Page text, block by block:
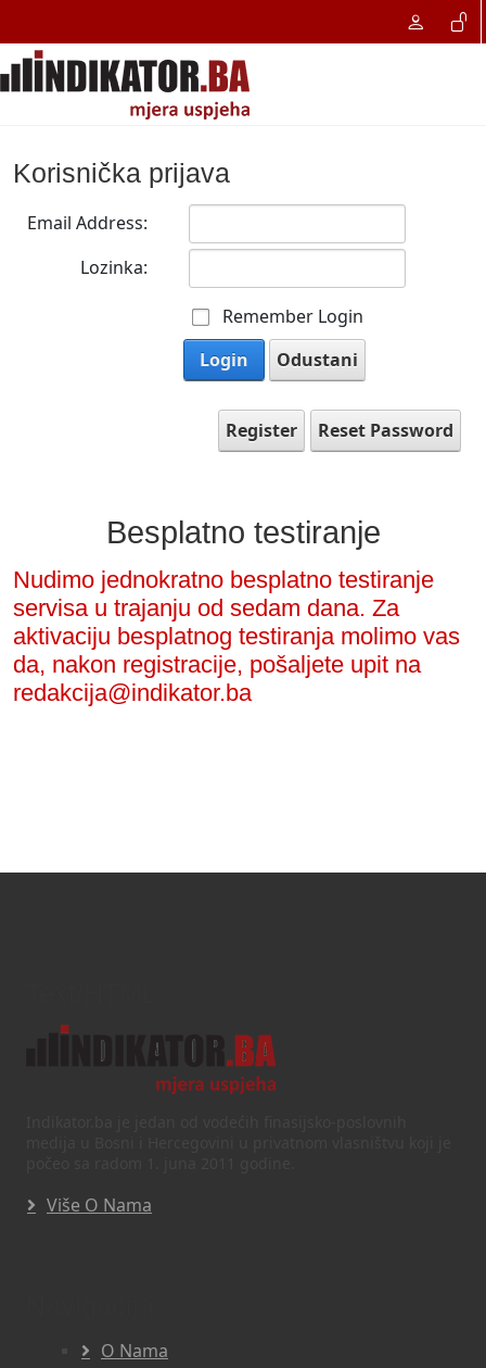
Korisnička prijava
Email Address:
Lozinka:
Remember Login
Login
Odustani
Register Reset Password
Besplatno testiranje
Nudimo jednokratno besplatno testiranje
servisa u trajanju od sedam dana. Za
aktivaciju besplatnog testiranja molimo vas
da, nakon registracije, pošaljete upit na
redakcija@indikator.ba
Više O Nama
O Nama